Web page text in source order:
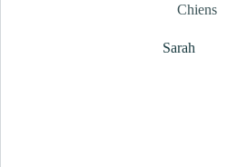
Chiens
Sarah